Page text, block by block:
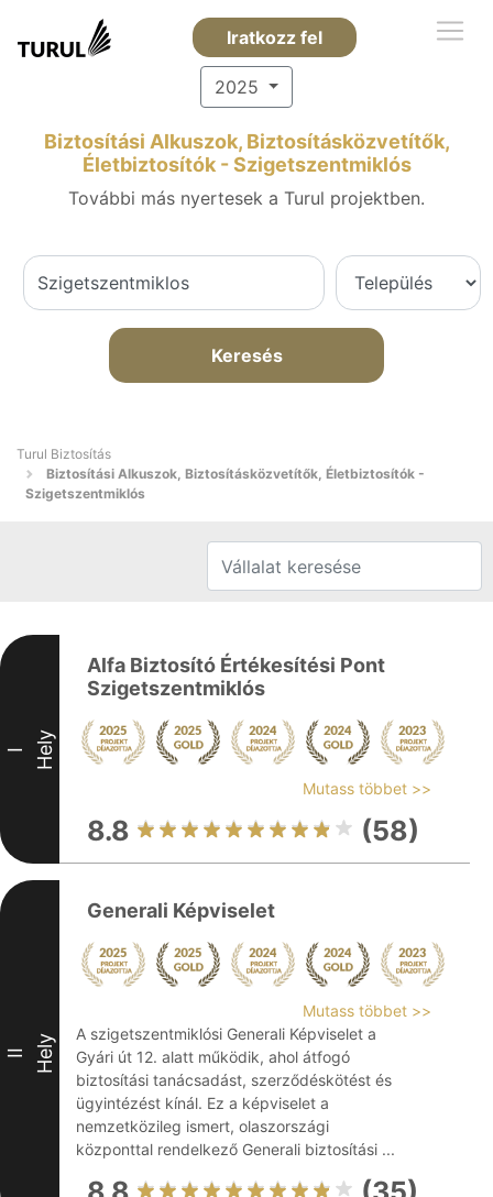
Iratkozz fel
2025
Biztosítási Alkuszok, Biztosításközvetítők,
Életbiztosítók - Szigetszentmiklós
További más nyertesek a Turul projektben.
Keresés
Turul Biztosítás
Biztosítási Alkuszok, Biztosításközvetítők, Életbiztosítók -
Szigetszentmiklós
I Hely
Alfa Biztosító Értékesítési Pont
Szigetszentmiklós
Mutass többet >>
8.8 (58)
II Hely
Generali Képviselet
Mutass többet >>
A szigetszentmiklósi Generali Képviselet a
Gyári út 12. alatt működik, ahol átfogó
biztosítási tanácsadást, szerződéskötést és
ügyintézést kínál. Ez a képviselet a
nemzetközileg ismert, olaszországi
központtal rendelkező Generali biztosítási ...